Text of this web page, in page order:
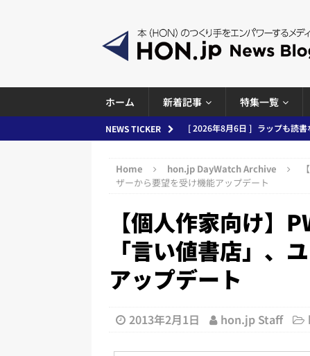
ホーム 新着記事 特集一覧
NEWS TICKER [ 2026年8月6日 ] ラップも読
ースまとめ 2026.08.05
日刊
め 2026.08.04
日刊出版ニュ
[ 2026年8月3日 ]
「講談社、
務化」など、週刊出版ニュース
とめ＆コラム
[ 2026年8月2日 ] EUが生成AI
Home hon.jp DayWatch Archive
ザーから要望を受け機能アップデート
【個人作家向け】
「言い値書店」、
アップデート
2013年2月1日 hon.jp Staff